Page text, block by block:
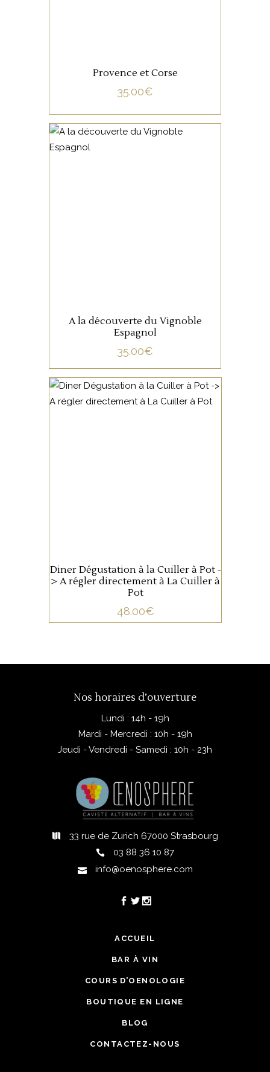
Provence et Corse
35.00€
A la découverte du Vignoble
Espagnol
35.00€
Diner Dégustation à la Cuiller à Pot -
> A régler directement à La Cuiller à
Pot
48.00€
Nos horaires d’ouverture
Lundi : 14h - 19h
Mardi - Mercredi : 10h - 19h
Jeudi - Vendredi - Samedi : 10h - 23h
33 rue de Zurich 67000 Strasbourg
03 88 36 10 87
info@oenosphere.com
ACCUEIL
BAR À VIN
COURS D’OENOLOGIE
BOUTIQUE EN LIGNE
BLOG
CONTACTEZ-NOUS